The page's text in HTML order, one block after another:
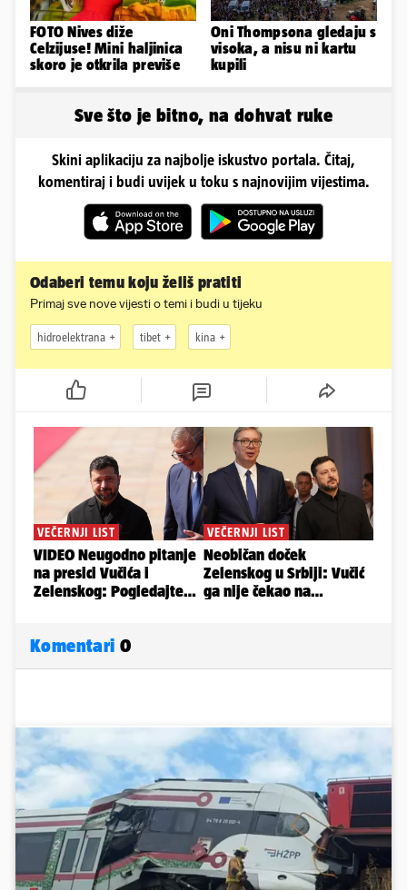
FOTO Nives diže
Celzijuse! Mini haljinica
skoro je otkrila previše
Oni Thompsona gledaju s
visoka, a nisu ni kartu
kupili
Sve što je bitno, na dohvat ruke
Skini aplikaciju za najbolje iskustvo portala. Čitaj,
komentiraj i budi uvijek u toku s najnovijim vijestima.
Odaberi temu koju želiš pratiti
Primaj sve nove vijesti o temi i budi u tijeku
hidroelektrana tibet kina
Komentari 0